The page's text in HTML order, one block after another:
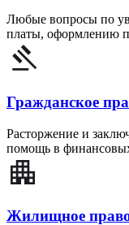
Любые вопросы по
платы, оформлению
Гражданское
Расторжение и
помощь в
Жилищное